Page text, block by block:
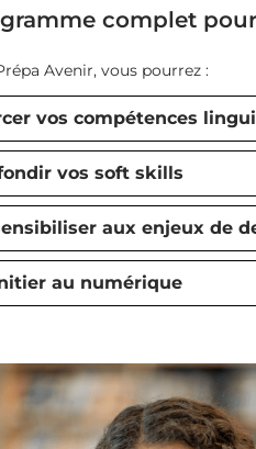
complet
Avenir, vous pourrez :
vos compétences
vos soft skills
aux enjeux de
au numérique